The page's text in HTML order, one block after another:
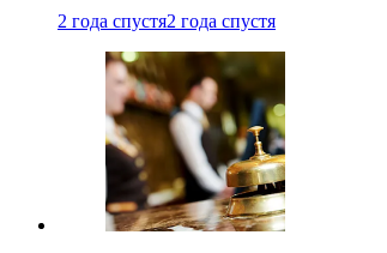
2 года спустя2 года спустя